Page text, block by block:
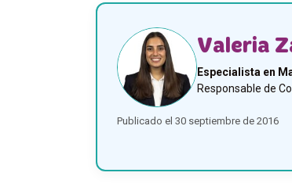
Valeria
Especialista en
Responsable de
Publicado el 30 septiembre de 2016